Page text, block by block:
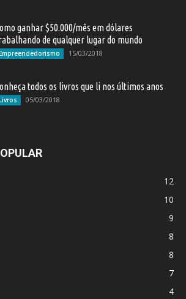
ganhar $50.000/mês em dólares
de qualquer lugar do mundo
15/03/2018
todos os livros que li nos últimos anos
05/03/2018
12
10
9
8
8
7
4